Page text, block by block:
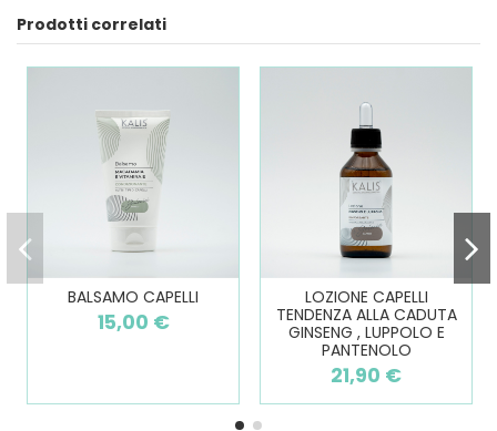
Prodotti correlati
BALSAMO CAPELLI
15,00 €
LOZIONE CAPELLI
TENDENZA ALLA CADUTA
GINSENG , LUPPOLO E
PANTENOLO
21,90 €